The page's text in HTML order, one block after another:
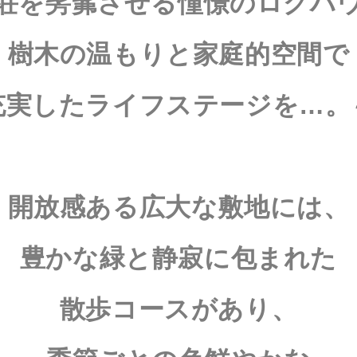
樹木の温もりと家庭的空間で
実したライフステージを…。
開放感ある広大な敷地には、
豊かな緑と静寂に包まれた
散歩コースがあり、